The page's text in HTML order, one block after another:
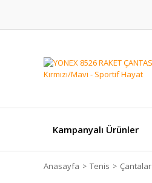
Kampanyalı Ürünler
Anasayfa Tenis Çantalar